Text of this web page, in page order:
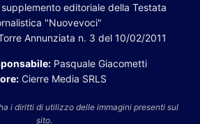
editoriale della Testata
"Nuovevoci"
Annunziata n. 3 del 10/02/2011
Pasquale Giacometti
Cierre Media SRLS
i diritti di utilizzo delle immagini presenti sul
sito.